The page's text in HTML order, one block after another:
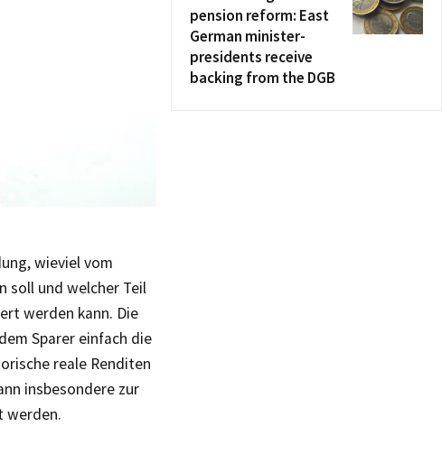
wieviel vom
soll und welcher Teil
werden kann. Die
Sparer einfach die
reale Ren­diten
insbesondere zur
werden.
pension reform: East
German minister-
presidents receive
backing from the DGB